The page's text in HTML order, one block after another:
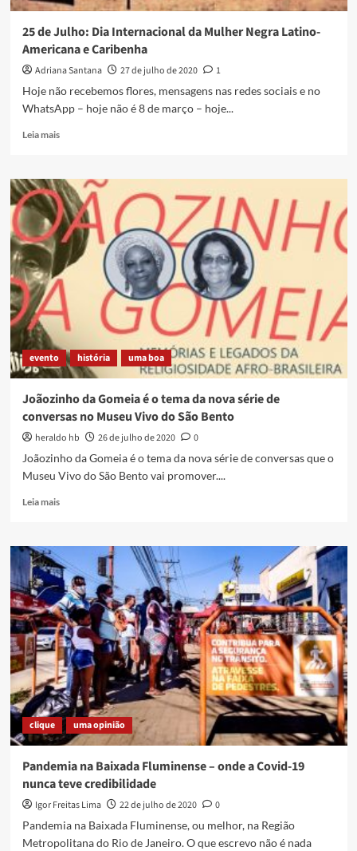
no
da
Goméia
25 de Julho: Dia Internacional da Mulher Negra Latino-
Americana e Caribenha
Adriana Santana 27 de julho de 2020
1
Hoje não recebemos flores, mensagens nas redes sociais e no
WhatsApp – hoje não é 8 de março – hoje...
Leia maisRead
25
de
Julho:
Dia
Internacional
da
Mulher
Negra
Latino-
Americana
e
Caribenha
evento história uma boa
Joãozinho da Gomeia é o tema da nova série de
conversas no Museu Vivo do São Bento
heraldo hb 26 de julho de 2020
0
Joãozinho da Gomeia é o tema da nova série de conversas que o
Museu Vivo do São Bento vai promover....
Leia maisRead
Joãozinho
da
Gomeia
é
o
tema
da
nova
série
de
conversas
no
Museu
Vivo
São
Bento
clique uma opinião
Pandemia na Baixada Fluminense – onde a Covid-19
nunca teve credibilidade
Igor Freitas Lima 22 de julho de 2020
0
Pandemia na Baixada Fluminense, ou melhor, na Região
Metropolitana do Rio de Janeiro. O que escrevo não é nada